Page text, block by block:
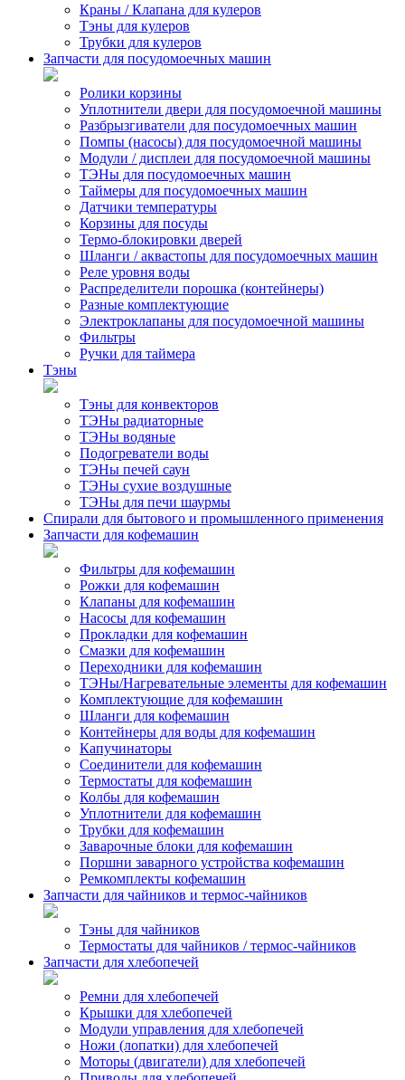
Краны / Клапана для кулеров
Тэны для кулеров
Трубки для кулеров
Запчасти для посудомоечных машин
Ролики корзины
Уплотнители двери для посудомоечной машины
Разбрызгиватели для посудомоечных машин
Помпы (насосы) для посудомоечной машины
Модули / дисплеи для посудомоечной машины
ТЭНы для посудомоечных машин
Таймеры для посудомоечных машин
Датчики температуры
Корзины для посуды
Термо-блокировки дверей
Шланги / аквастопы для посудомоечных машин
Реле уровня воды
Распределители порошка (контейнеры)
Разные комплектующие
Электроклапаны для посудомоечной машины
Фильтры
Ручки для таймера
Тэны
Тэны для конвекторов
ТЭНы радиаторные
ТЭНы водяные
Подогреватели воды
ТЭНы печей саун
ТЭНы сухие воздушные
ТЭНы для печи шаурмы
Спирали для бытового и промышленного применения
Запчасти для кофемашин
Фильтры для кофемашин
Рожки для кофемашин
Клапаны для кофемашин
Насосы для кофемашин
Прокладки для кофемашин
Смазки для кофемашин
Переходники для кофемашин
ТЭНы/Нагревательные элементы для кофемашин
Комплектующие для кофемашин
Шланги для кофемашин
Контейнеры для воды для кофемашин
Капучинаторы
Соединители для кофемашин
Термостаты для кофемашин
Колбы для кофемашин
Уплотнители для кофемашин
Трубки для кофемашин
Заварочные блоки для кофемашин
Поршни заварного устройства кофемашин
Ремкомплекты кофемашин
Запчасти для чайников и термос-чайников
Тэны для чайников
Термостаты для чайников / термос-чайников
Запчасти для хлебопечей
Ремни для хлебопечей
Крышки для хлебопечей
Модули управления для хлебопечей
Ножи (лопатки) для хлебопечей
Моторы (двигатели) для хлебопечей